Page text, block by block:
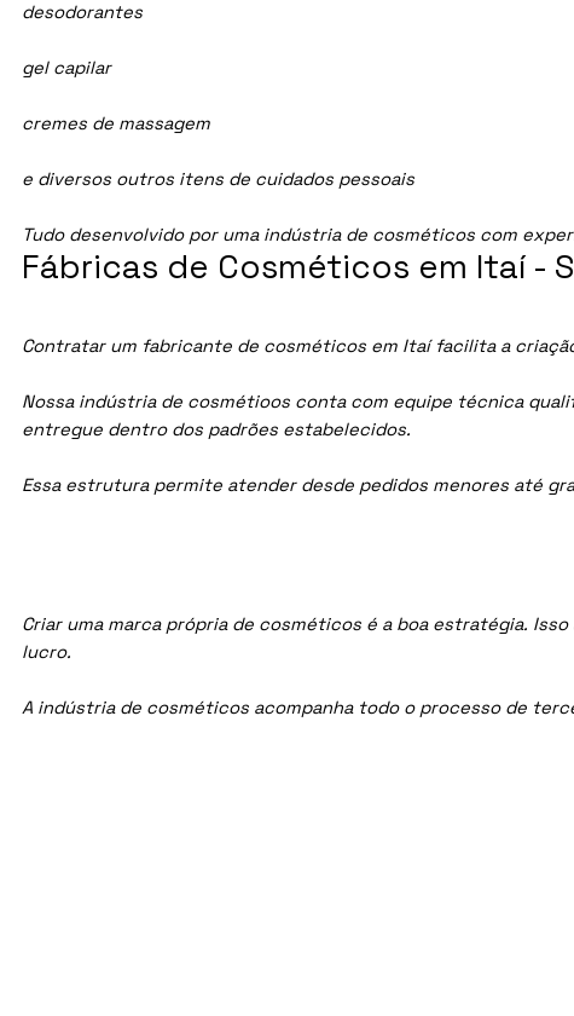
desodorantes
gel capilar
cremes de massagem
e diversos outros itens de cuidados pessoais
Tudo desenvolvido por uma indústria de cosméticos com
Contratar um fabricante de cosméticos em Itaí facilita a
Nossa indústria de cosmétioos conta com equipe técnica
entregue dentro dos padrões estabelecidos.
Essa estrutura permite atender desde pedidos menores até
Criar uma marca própria de cosméticos é a boa estratégia.
lucro.
A indústria de cosméticos acompanha todo o processo de
Fábricas de Cosméticos em Itaí -